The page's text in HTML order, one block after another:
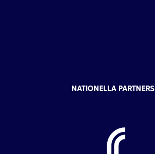
NATIONELLA PARTNERS